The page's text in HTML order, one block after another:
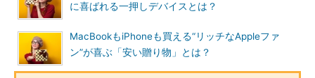
に喜ばれる一押しデバイスとは？
MacBookもiPhoneも買える“リッチなAppleファ
ン”が喜ぶ「安い贈り物」とは？